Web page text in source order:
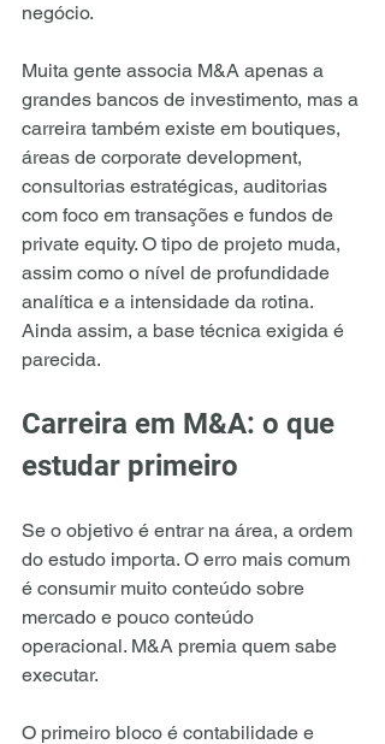
negócio.
Muita gente associa M&A apenas a
grandes bancos de investimento, mas a
carreira também existe em boutiques,
áreas de corporate development,
consultorias estratégicas, auditorias
com foco em transações e fundos de
private equity. O tipo de projeto muda,
assim como o nível de profundidade
analítica e a intensidade da rotina.
Ainda assim, a base técnica exigida é
parecida.
Carreira em M&A: o que
estudar primeiro
Se o objetivo é entrar na área, a ordem
do estudo importa. O erro mais comum
é consumir muito conteúdo sobre
mercado e pouco conteúdo
operacional. M&A premia quem sabe
executar.
O primeiro bloco é contabilidade e